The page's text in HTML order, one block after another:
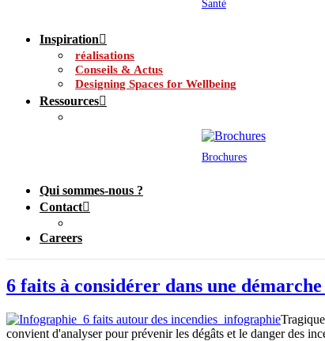
Santé
Inspiration
réalisations
Conseils & Actus
Designing Spaces for Wellbeing
Ressources
Brochures
Qui sommes-nous ?
Contact
Careers
6 faits à considérer dans une
convient d'analyser pour prévenir les dégâts et le danger des